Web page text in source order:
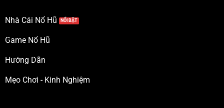
Nhà Cái Nổ Hũ
Game Nổ Hũ
Hướng Dẫn
Mẹo Chơi - Kinh Nghiệm